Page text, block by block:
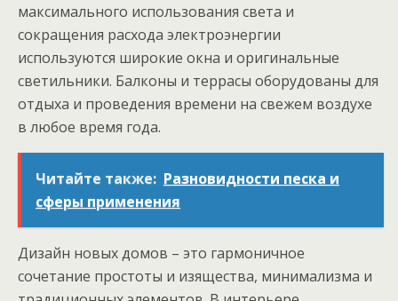
максимального использования света и
сокращения расхода электроэнергии
используются широкие окна и оригинальные
светильники. Балконы и террасы оборудованы для
отдыха и проведения времени на свежем воздухе
в любое время года.
Читайте также: Разновидности песка и
сферы применения
Дизайн новых домов – это гармоничное
сочетание простоты и изящества, минимализма и